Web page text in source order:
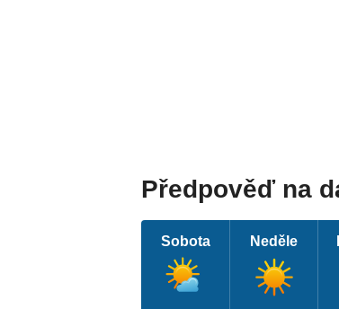
Předpověď na
Sobota Neděle